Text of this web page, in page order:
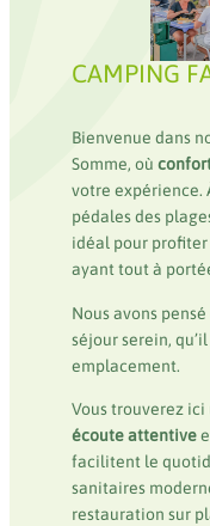
CAMPING
Bienvenue dans
Somme, où
votre expérience.
pédales des
idéal pour
ayant tout à
Nous avons
séjour serein,
emplacement.
Vous trouverez ici
écoute attentive
facilitent le
sanitaires
restauration sur